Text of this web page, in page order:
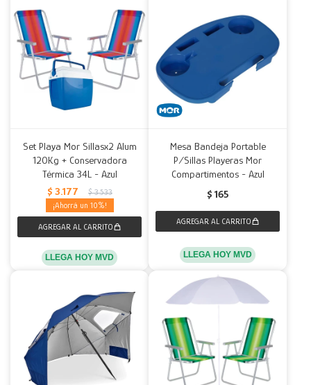
Set Playa Mor Sillasx2 Alum
120Kg + Conservadora
Térmica 34L - Azul
$ 3.177 $ 3.533
10
LLEGA HOY MVD
Mesa Bandeja Portable
P/Sillas Playeras Mor
Compartimentos - Azul
$ 165
LLEGA HOY MVD